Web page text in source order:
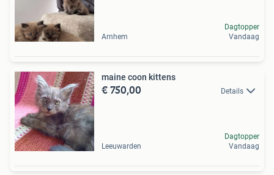
Arnhem
Dagtopper
Vandaag
maine coon kittens
€ 750,00 Details
Leeuwarden
Dagtopper
Vandaag